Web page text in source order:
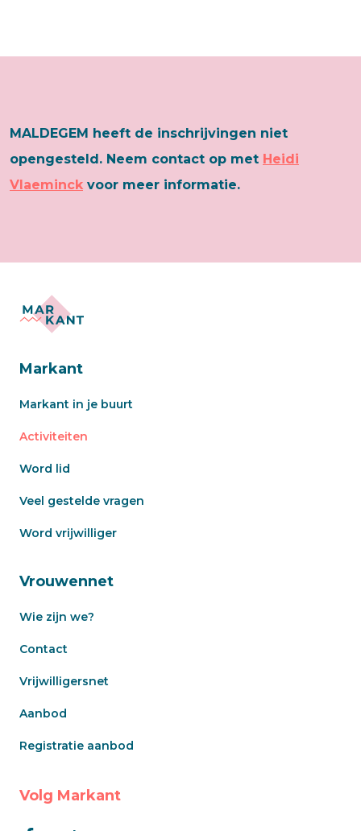
MALDEGEM heeft de inschrijvingen niet
opengesteld. Neem contact op met Heidi
Vlaeminck voor meer informatie.
Markant
Markant in je buurt
Activiteiten
Word lid
Veel gestelde vragen
Word vrijwilliger
Vrouwennet
Wie zijn we?
Contact
Vrijwilligersnet
Aanbod
Registratie aanbod
Volg Markant